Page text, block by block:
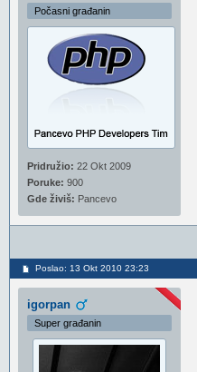
Počasni građanin
Pridružio: 22 Okt 2009
Poruke: 900
Gde živiš: Pancevo
Poslao: 13 Okt 2010 23:23
igorpan
Super građanin